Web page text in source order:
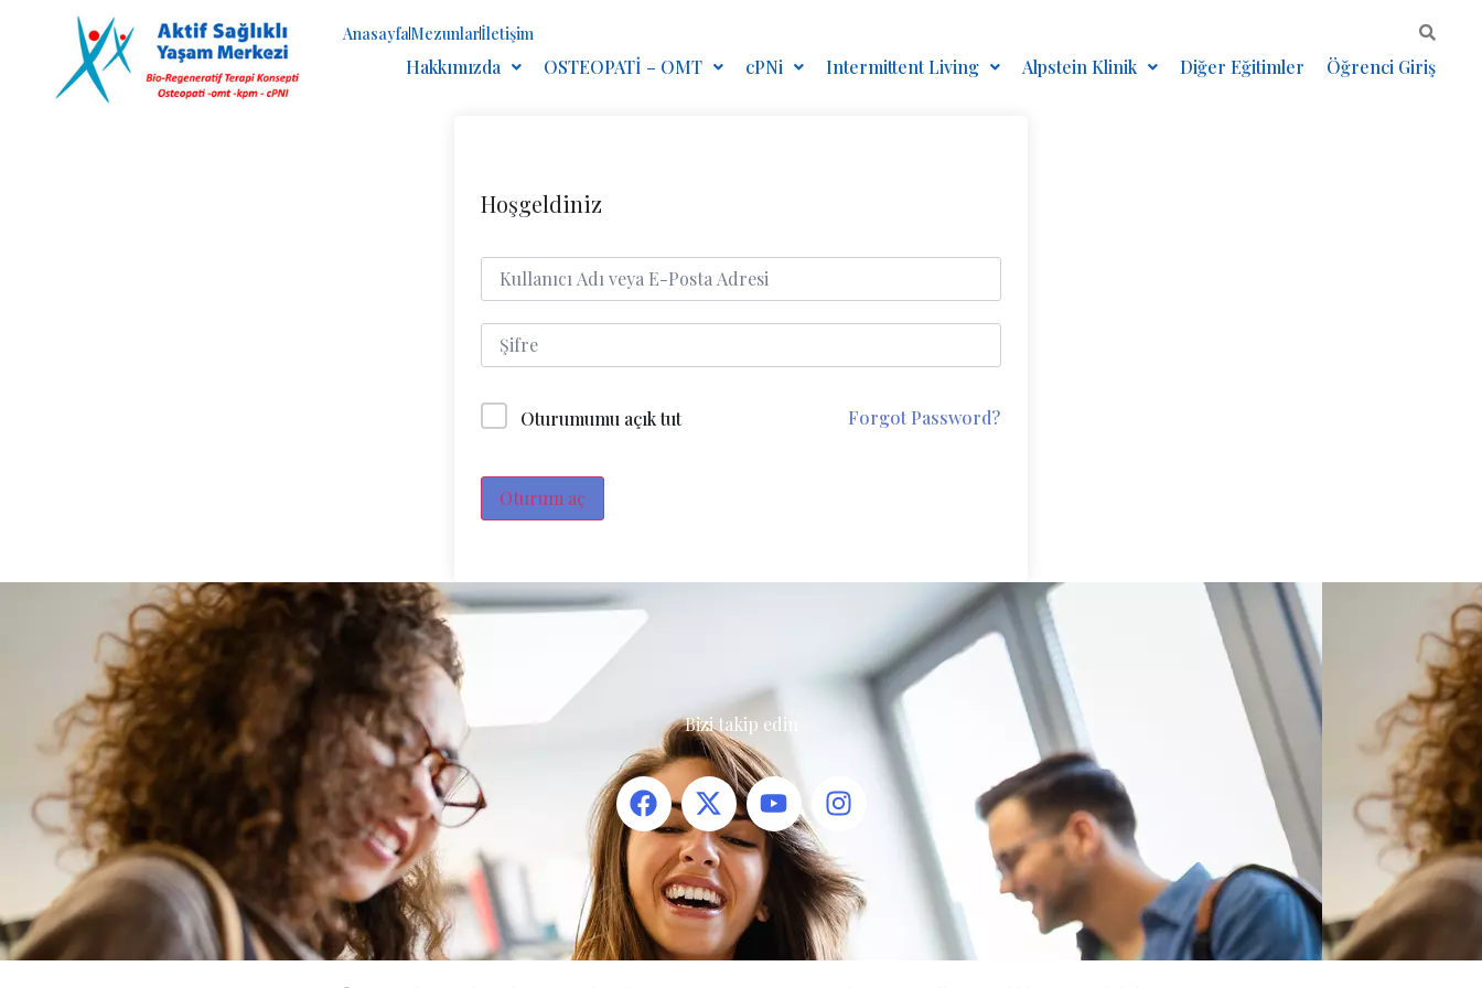
AnasayfaMezunlarİletişim
Hakkımızda OSTEOPATİ – OMT cPNi Intermittent Living Alpstein Klinik Diğer Eğitimler Öğrenci Giriş
Hoşgeldiniz
Oturumumu açık tut Forgot Password?
Oturum aç
Bizi takip edin